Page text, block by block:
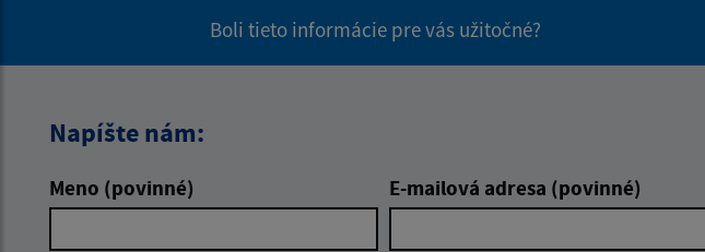
Boli tieto informácie pre vás užitočné?
Napíšte nám:
Meno (povinné) E-mailová adresa (povinné)